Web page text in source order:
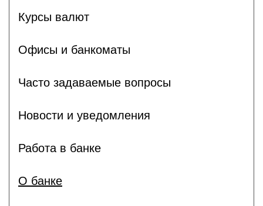
Курсы валют
Офисы и банкоматы
Часто задаваемые вопросы
Новости и уведомления
Работа в банке
О банке